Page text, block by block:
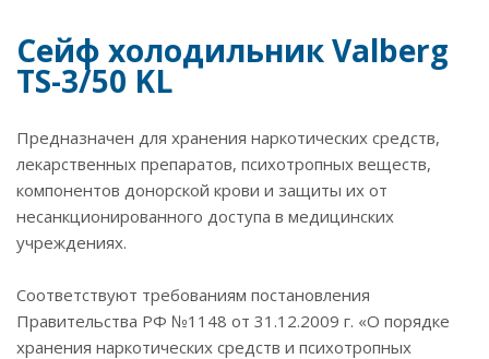
Сейф холодильник Valberg
TS-3/50 KL
Предназначен для хранения наркотических средств,
лекарственных препаратов, психотропных веществ,
компонентов донорской крови и защиты их от
несанкционированного доступа в медицинских
учреждениях.
Соответствуют требованиям постановления
Правительства РФ №1148 от 31.12.2009 г. «О порядке
хранения наркотических средств и психотропных